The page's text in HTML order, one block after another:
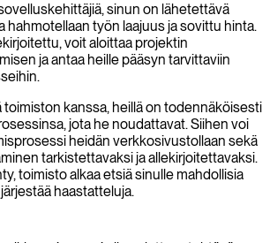
sinun on lähetettävä
hahmotellaan työn laajuus ja sovittu hinta.
voit aloittaa projektin
ja antaa heille pääsyn tarvittaviin
kanssa, heillä on todennäköisesti
jota he noudattavat. Siihen voi
heidän verkkosivustollaan sekä
tarkistettavaksi ja allekirjoitettavaksi.
toimisto alkaa etsiä sinulle mahdollisia
haastatteluja.